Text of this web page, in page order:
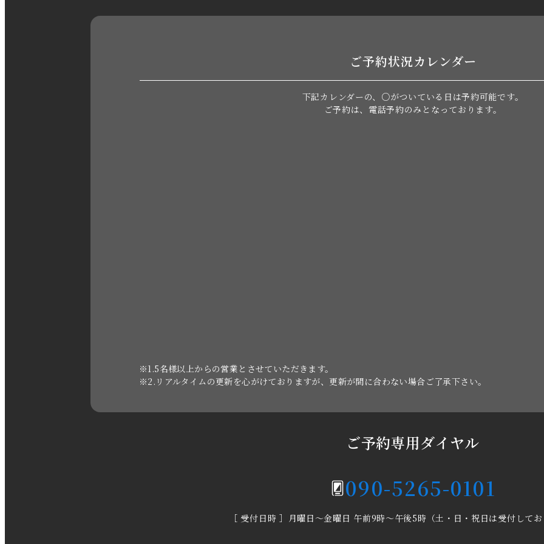
ご予約状況カレンダー
下記カレンダーの、○がついている日は予約可能です。
ご予約は、電話予約のみとなっております。
※1.5名様以上からの営業とさせていただきます。
※2.リアルタイムの更新を心がけておりますが、更新が間に合わない場合ご了承下さい。
ご予約専用ダイヤル
090-5265-0101
［ 受付日時 ］ 月曜日～金曜日 午前9時～午後5時 （土・日・祝日は受付してお